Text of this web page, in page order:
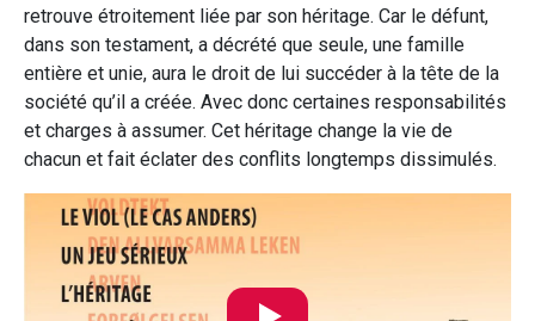
retrouve étroitement liée par son héritage. Car le défunt,
dans son testament, a décrété que seule, une famille
entière et unie, aura le droit de lui succéder à la tête de la
société qu’il a créée. Avec donc certaines responsabilités
et charges à assumer. Cet héritage change la vie de
chacun et fait éclater des conflits longtemps dissimulés.